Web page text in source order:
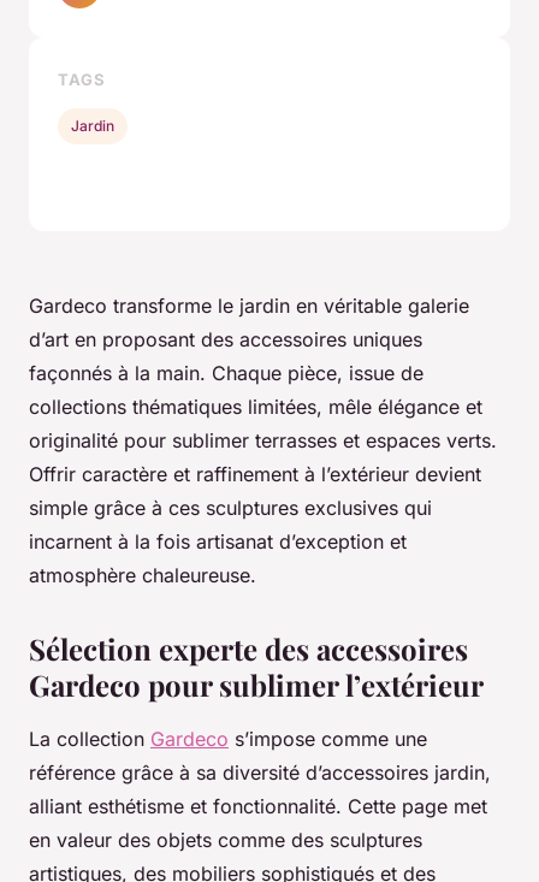
Gardeco transforme le jardin en véritable galerie
d’art en proposant des accessoires uniques
façonnés à la main. Chaque pièce, issue de
collections thématiques limitées, mêle élégance et
originalité pour sublimer terrasses et espaces verts.
Offrir caractère et raffinement à l’extérieur devient
simple grâce à ces sculptures exclusives qui
incarnent à la fois artisanat d’exception et
atmosphère chaleureuse.
Sélection experte des accessoires
Gardeco pour sublimer l’extérieur
La collection Gardeco s’impose comme une
référence grâce à sa diversité d’accessoires jardin,
alliant esthétisme et fonctionnalité. Cette page met
en valeur des objets comme des sculptures
artistiques, des mobiliers sophistiqués et des
TAGS
Jardin